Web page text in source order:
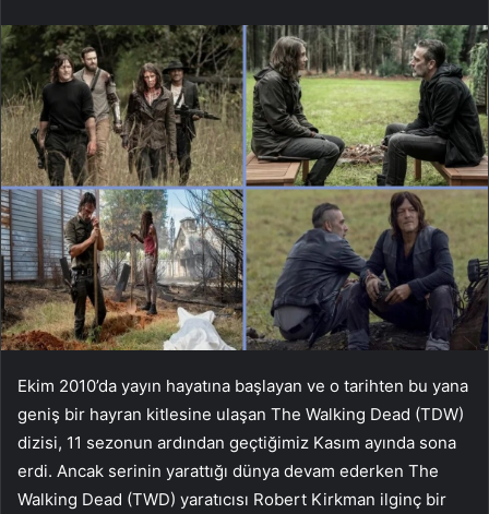
Ekim 2010’da yayın hayatına başlayan ve o tarihten bu yana
geniş bir hayran kitlesine ulaşan The Walking Dead (TDW)
dizisi, 11 sezonun ardından geçtiğimiz Kasım ayında sona
erdi. Ancak serinin yarattığı dünya devam ederken The
Walking Dead (TWD) yaratıcısı Robert Kirkman ilginç bir